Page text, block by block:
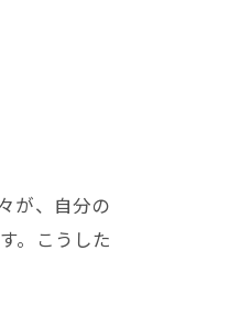
が、自分の
。こうした